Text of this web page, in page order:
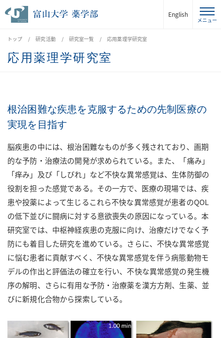
English
トップ 研究活動 研究室一覧 応用薬理学研究室
応用薬理学研究室
根治困難な疾患を克服するための先制医療の
実現を目指す
脳疾患の中には、根治困難なものが多く残されており、画期
的な予防・治療法の開発が求められている。また、「痛み」
「痒み」及び「しびれ」など不快な異常感覚は、生体防御の
役割を担った感覚である。その一方で、医療の現場では、疾
患や投薬によって生じるこれら不快な異常感覚が患者のQOL
の低下並びに闘病に対する意欲喪失の原因になっている。本
研究室では、中枢神経疾患の克服に向け、治療だけでなく予
防にも着目した研究を進めている。さらに、不快な異常感覚
に悩む患者に貢献すべく、不快な異常感覚を伴う病態動物モ
デルの作出と評価法の確立を行い、不快な異常感覚の発生機
序の解明、さらに有用な予防・治療薬を漢方方剤、生薬、並
びに新規化合物から探索している。